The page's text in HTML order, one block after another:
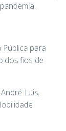
para
dos fios de
Luis,